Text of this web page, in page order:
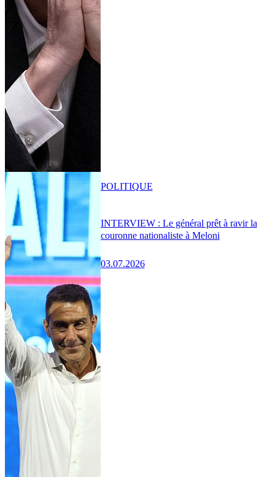
INTERVIEW : Le général prêt à ravir la
couronne nationaliste à Meloni
03.07.2026
POLITIQUE